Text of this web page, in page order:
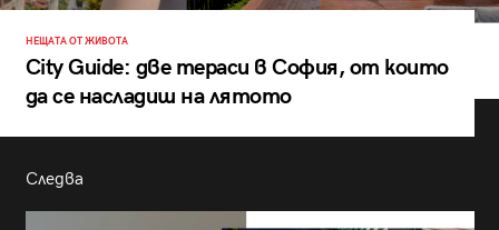
НЕЩАТА ОТ ЖИВОТА
City Guide: две тераси в София, от които
да се насладиш на лятото
Следва